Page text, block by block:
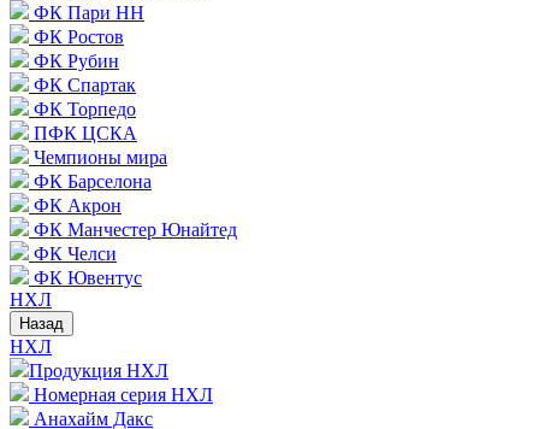
ФК Пари НН
ФК Ростов
ФК Рубин
ФК Спартак
ФК Торпедо
ПФК ЦСКА
Чемпионы мира
ФК Барселона
ФК Акрон
ФК Манчестер Юнайтед
ФК Челси
ФК Ювентус
НХЛ
Назад
НХЛ
Продукция НХЛ
Номерная серия НХЛ
Анахайм Дакс